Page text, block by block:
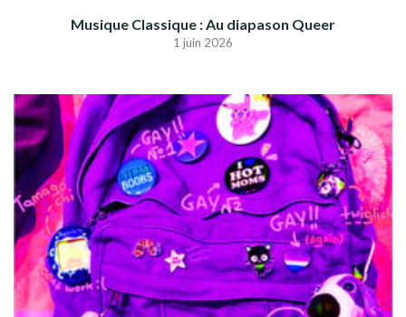
Musique Classique : Au diapason Queer
1 juin 2026